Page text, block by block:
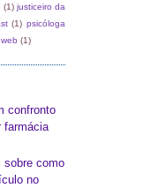
(1) justiceiro da
(1) psicóloga
(1)
confronto
farmácia
sobre como
no